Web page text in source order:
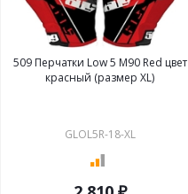
509 Перчатки Low 5 M90 Red цвет
красный (размер XL)
GLOL5R-18-XL